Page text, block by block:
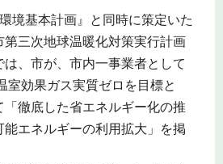
境基本計画』と同時に策定いた
第三次地球温暖化対策実行計画
は、市が、市内一事業者として
室効果ガス実質ゼロを目標と
「徹底した省エネルギー化の推
エネルギーの利用拡大」を掲